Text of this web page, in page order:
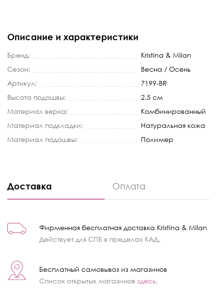
Описание и характеристики
Бренд:
Kristina & Milan
Сезон:
Весна / Осень
Артикул:
7199-BR
Высота подошвы:
2.5 см
Материал верха:
Комбинированный
Материал подкладки:
Натуральная кожа
Материал подошвы:
Полимер
Доставка Оплата
Фирменная бесплатная доставка Kristina & Milan
Действует для СПБ в пределах КАД.
Бесплатный самовывоз из магазинов
Список открытых магазинов здесь.